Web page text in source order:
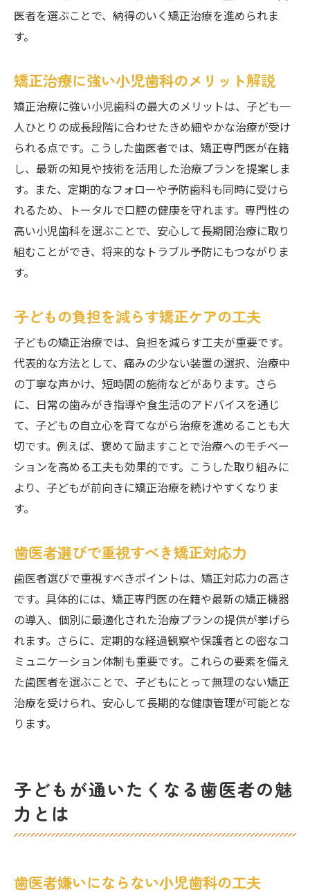
医者を選ぶことで、納得のいく矯正治療を進められま
す。
矯正治療に強い小児歯科のメリット解説
矯正治療に強い小児歯科の最大のメリットは、子ども一
人ひとりの成長段階に合わせたきめ細やかな治療が受け
られる点です。こうした歯医者では、矯正専門医が在籍
し、最新の知見や技術を活用した治療プランを提案しま
す。また、定期的なフォローや予防歯科も同時に受けら
れるため、トータルで口腔の健康を守れます。専門性の
高い小児歯科を選ぶことで、安心して長期間治療に取り
組むことができ、将来的なトラブル予防にもつながりま
す。
子どもの負担を減らす矯正ケアの工夫
子どもの矯正治療では、負担を減らす工夫が重要です。
代表的な方法として、痛みの少ない装置の選択、治療中
の丁寧な声かけ、短時間の施術などがあります。さら
に、日常の歯みがき指導や食生活のアドバイスを通じ
て、子どもの自立心を育てながら治療を進めることも大
切です。例えば、褒めて励ますことで治療へのモチベー
ションを高める工夫も効果的です。こうした取り組みに
より、子どもが前向きに矯正治療を続けやすくなりま
す。
歯医者選びで重視すべき矯正対応力
歯医者選びで重視すべきポイントは、矯正対応力の高さ
です。具体的には、矯正専門医の在籍や最新の矯正機器
の導入、個別に最適化された治療プランの提供が挙げら
れます。さらに、定期的な経過観察や保護者との密なコ
ミュニケーション体制も重要です。これらの要素を備え
た歯医者を選ぶことで、子どもにとって無理のない矯正
治療を受けられ、安心して長期的な健康管理が可能とな
ります。
子どもが通いたくなる歯医者の魅
力とは
歯医者嫌いにならない小児歯科の工夫